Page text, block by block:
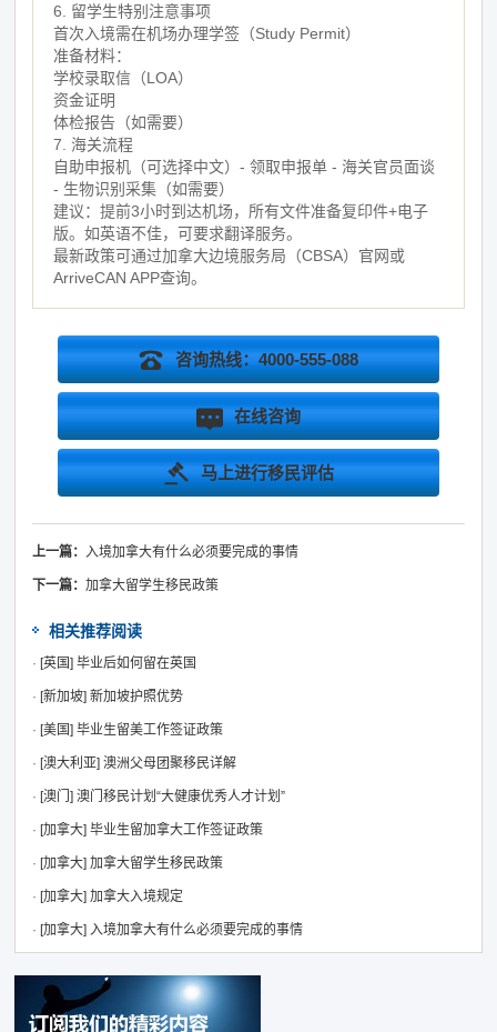
6. 留学生特别注意事项
首次入境需在机场办理学签（Study Permit）
准备材料：
学校录取信（LOA）
资金证明
体检报告（如需要）
7. 海关流程
自助申报机（可选择中文）- 领取申报单 - 海关官员面谈
- 生物识别采集（如需要）
建议：提前3小时到达机场，所有文件准备复印件+电子
版。如英语不佳，可要求翻译服务。
最新政策可通过加拿大边境服务局（CBSA）官网或
ArriveCAN APP查询。
咨询热线：4000-555-088
在线咨询
马上进行移民评估
上一篇： 入境加拿大有什么必须要完成的事情
下一篇：加拿大留学生移民政策
相关推荐阅读
· [英国] 毕业后如何留在英国
· [新加坡] 新加坡护照优势
· [美国] 毕业生留美工作签证政策
· [澳大利亚] 澳洲父母团聚移民详解
· [澳门] 澳门移民计划“大健康优秀人才计划”
· [加拿大] 毕业生留加拿大工作签证政策
· [加拿大] 加拿大留学生移民政策
· [加拿大] 加拿大入境规定
· [加拿大] 入境加拿大有什么必须要完成的事情